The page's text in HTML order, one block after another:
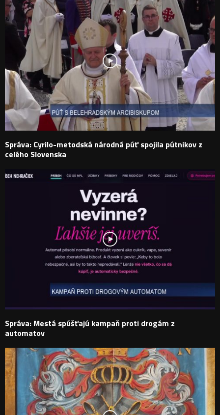
Správa: Cyrilo-metodská národná púť spojila pútnikov z
celého Slovenska
Správa: Mestá spúšťajú kampaň proti drogám z
automatov